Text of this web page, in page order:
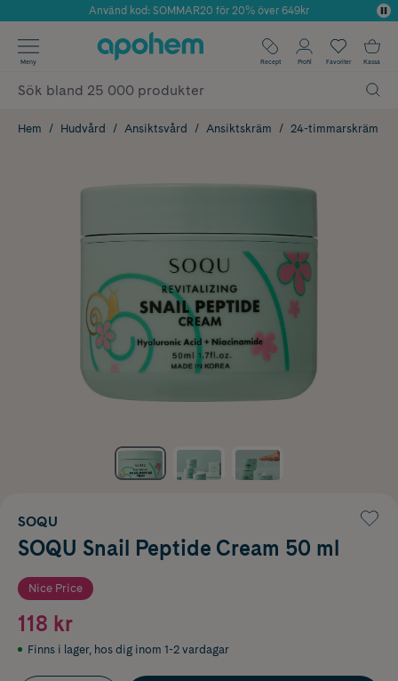
Årets Butik 2025 inom Skönhet
Använd kod: SOMMAR20 för 20% över 649kr
✓ Fri frakt
✓ Poäng på alla köp*
Meny Recept Profil Favoriter Kassa
Hem Hudvård Ansiktsvård Ansiktskräm 24-timmarskräm
SOQU
SOQU Snail Peptide Cream 50 ml
Nice Price
118 kr
Finns i lager, hos dig inom 1-2 vardagar